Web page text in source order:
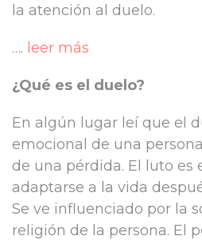
la atención al duelo.
…. leer más
¿Qué es el duelo?
En algún lugar leí que el
emocional de una
de una pérdida. El luto es
adaptarse a la vida
Se ve influenciado por la
religión de la persona. El